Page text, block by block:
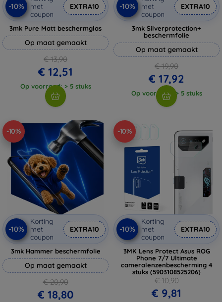
-10%
met
coupon
EXTRA10
3mk Pure Matt beschermglas
Op maat gemaakt
€ 13,90
€ 12,51
Op voorraad: > 5 stuks
-10%
met
coupon
EXTRA10
3mk Silverprotection+
beschermfolie
Op maat gemaakt
€ 19,90
€ 17,92
Op voorraad: > 5 stuks
-10%
-10%
Korting
met
coupon
EXTRA10
3mk Hammer beschermfolie
Op maat gemaakt
€ 20,90
€ 18,80
-10%
-10%
Korting
met
coupon
EXTRA10
3MK Lens Protect Asus ROG
Phone 7/7 Ultimate
cameralenzenbescherming 4
stuks (5903108525206)
€ 10,90
€ 9,81